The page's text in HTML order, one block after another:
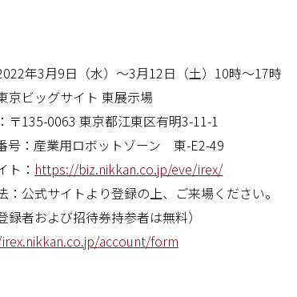
年3月9日（水）〜3月12日（土）10時～17時
京ビッグサイト 東展示場
〒135-0063 東京都江東区有明3-11-1
号：産業用ロボットゾーン 東-E2-49
ト： https://biz.nikkan.co.jp/eve/irex/
：公式サイトより登録の上、ご来場ください。
録者および招待券持参者は無料）
account/form